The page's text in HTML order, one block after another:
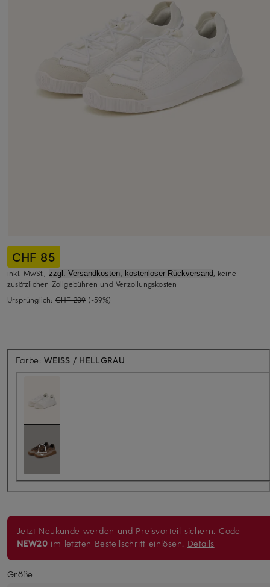
CHF 85
inkl. MwSt., zzgl. Versandkosten, kostenloser Rückversand, keine
zusätzlichen Zollgebühren und Verzollungskosten
Ursprünglich: CHF 209 (-59%)
Farbe:WEISS / HELLGRAU
Jetzt Neukunde werden und Preisvorteil sichern. Code
NEW20 im letzten Bestellschritt einlösen. Details
Größe